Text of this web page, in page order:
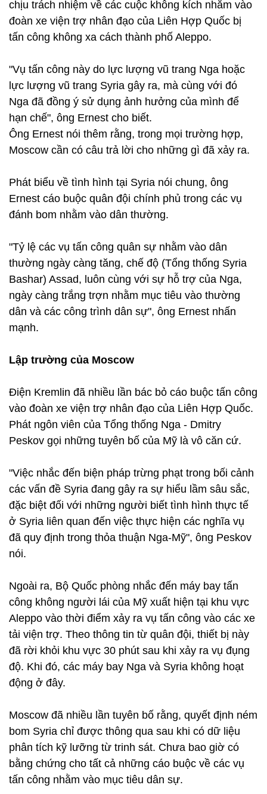
chịu trách nhiệm về các cuộc không kích nhằm vào
đoàn xe viện trợ nhân đạo của Liên Hợp Quốc bị
tấn công không xa cách thành phố Aleppo.
"Vụ tấn công này do lực lượng vũ trang Nga hoặc
lực lượng vũ trang Syria gây ra, mà cùng với đó
Nga đã đồng ý sử dụng ảnh hưởng của mình để
hạn chế", ông Ernest cho biết.
Ông Ernest nói thêm rằng, trong mọi trường hợp,
Moscow cần có câu trả lời cho những gì đã xảy ra.
Phát biểu về tình hình tại Syria nói chung, ông
Ernest cáo buộc quân đội chính phủ trong các vụ
đánh bom nhằm vào dân thường.
"Tỷ lệ các vụ tấn công quân sự nhằm vào dân
thường ngày càng tăng, chế độ (Tổng thống Syria
Bashar) Assad, luôn cùng với sự hỗ trợ của Nga,
ngày càng trắng trợn nhằm mục tiêu vào thường
dân và các công trình dân sự", ông Ernest nhấn
mạnh.
Lập trường của Moscow
Điện Kremlin đã nhiều lần bác bỏ cáo buộc tấn công
vào đoàn xe viện trợ nhân đạo của Liên Hợp Quốc.
Phát ngôn viên của Tổng thống Nga - Dmitry
Peskov gọi những tuyên bố của Mỹ là vô căn cứ.
"Việc nhắc đến biện pháp trừng phạt trong bối cảnh
các vấn đề Syria đang gây ra sự hiểu lầm sâu sắc,
đặc biệt đối với những người biết tình hình thực tế
ở Syria liên quan đến việc thực hiện các nghĩa vụ
đã quy định trong thỏa thuận Nga-Mỹ", ông Peskov
nói.
Ngoài ra, Bộ Quốc phòng nhắc đến máy bay tấn
công không người lái của Mỹ xuất hiện tại khu vực
Aleppo vào thời điểm xảy ra vụ tấn công vào các xe
tải viện trợ. Theo thông tin từ quân đội, thiết bị này
đã rời khỏi khu vực 30 phút sau khi xảy ra vụ đụng
độ. Khi đó, các máy bay Nga và Syria không hoạt
động ở đây.
Moscow đã nhiều lần tuyên bố rằng, quyết định ném
bom Syria chỉ được thông qua sau khi có dữ liệu
phân tích kỹ lưỡng từ trinh sát. Chưa bao giờ có
bằng chứng cho tất cả những cáo buộc về các vụ
tấn công nhằm vào mục tiêu dân sự.